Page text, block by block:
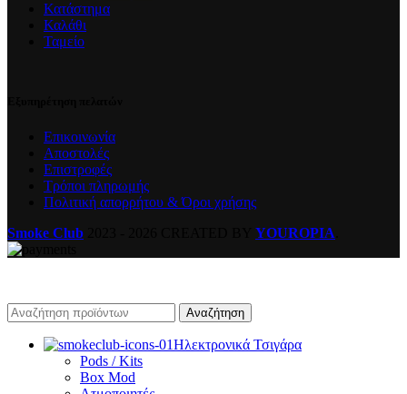
Κατάστημα
Καλάθι
Ταμείο
Επικοινωνία
Αποστολές
Επιστροφές
Τρόποι πληρωμής
Πολιτική απορρήτου & Όροι χρήσης
Smoke Club
YOUROPIA
Αναζήτηση
Ηλεκτρονικά Τσιγάρα
Pods / Kits
Box Mod